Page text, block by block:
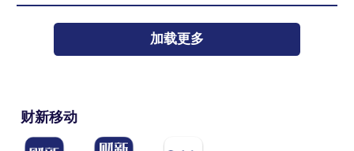
加载更多
财新移动